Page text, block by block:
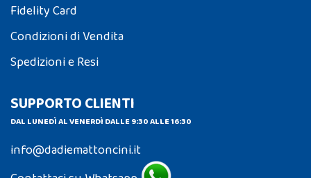
Fidelity Card
Condizioni di Vendita
Spedizioni e Resi
SUPPORTO CLIENTI
DAL LUNEDÌ AL VENERDÌ DALLE 9:30 ALLE 16:30
info@dadiemattoncini.it